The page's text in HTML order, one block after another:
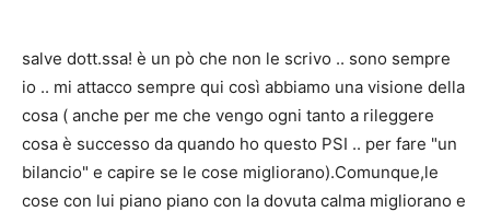
salve dott.ssa! è un pò che non le scrivo .. sono sempre
io .. mi attacco sempre qui così abbiamo una visione della
cosa ( anche per me che vengo ogni tanto a rileggere
cosa è successo da quando ho questo PSI .. per fare "un
bilancio" e capire se le cose migliorano).Comunque,le
cose con lui piano piano con la dovuta calma migliorano e